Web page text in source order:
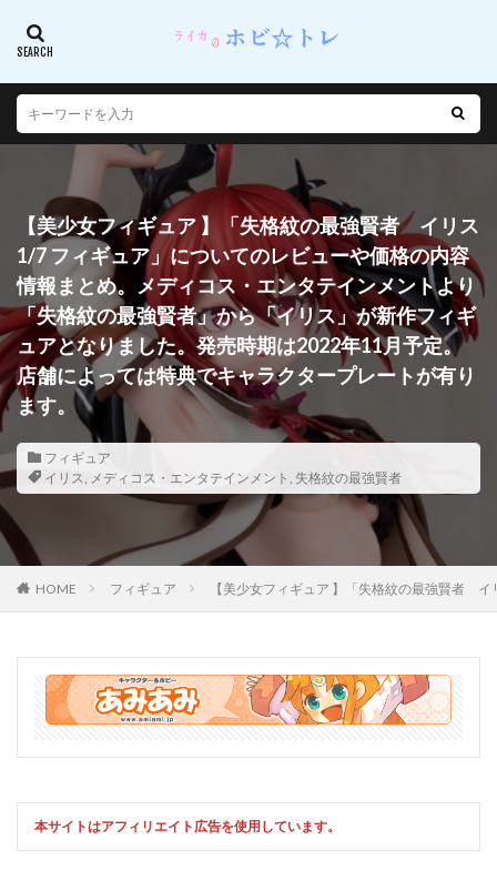
【美少女フィギュア 】「失格紋の最強賢者 イリス
1/7 フィギュア」についてのレビューや価格の内容
情報まとめ。メディコス・エンタテインメントより
「失格紋の最強賢者」から「イリス」が新作フィギ
ュアとなりました。発売時期は2022年11月予定。
店舗によっては特典でキャラクタープレートが有り
ます。
フィギュア
イリス, メディコス・エンタテインメント , 失格紋の最強賢者
HOME フィギュア 【美少女フィギュア 】「失格紋の最強賢者
本サイトはアフィリエイト広告を使用しています。